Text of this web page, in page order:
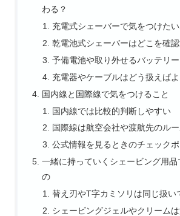
わる？
充電式シェーバーで気をつけた
乾電池式シェーバーはどこを確
予備電池や取り外せるバッテリ
充電器やケーブルはどう扱えば
国内線と国際線で気をつけること
国内線では比較的判断しやすい
国際線は航空会社や渡航先のル
公式情報を見るときのチェックポ
一緒に持っていくシェービング用品
の
替え刃やT字カミソリは同じ扱い
シェービングジェルやクリーム